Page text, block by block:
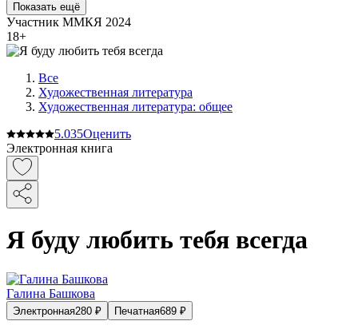
Показать ещё
Участник ММКЯ 2024
18+
Все
Художественная литература
Художественная литература: общее
5.035Оценить
Электронная книга
Я буду любить тебя всегда
Галина Башкова
Электронная280 ₽ Печатная689 ₽